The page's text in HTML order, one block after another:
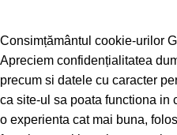
Consimțământul cookie-urilor
Apreciem confidențialitatea
precum si datele cu caracter
ca site-ul sa poata functiona in
o experienta cat mai buna,